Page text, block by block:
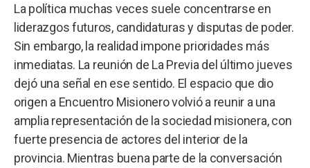
La política muchas veces suele concentrarse en
liderazgos futuros, candidaturas y disputas de poder.
Sin embargo, la realidad impone prioridades más
inmediatas. La reunión de La Previa del último jueves
dejó una señal en ese sentido. El espacio que dio
origen a Encuentro Misionero volvió a reunir a una
amplia representación de la sociedad misionera, con
fuerte presencia de actores del interior de la
provincia. Mientras buena parte de la conversación